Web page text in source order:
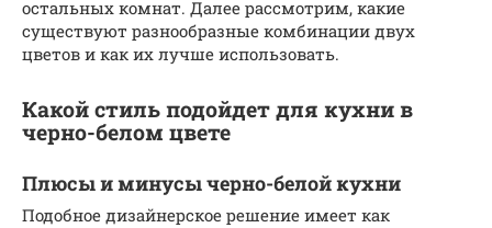
остальных комнат. Далее рассмотрим, какие
существуют разнообразные комбинации двух
цветов и как их лучше использовать.
Какой стиль подойдет для кухни в
черно-белом цвете
Плюсы и минусы черно-белой кухни
Подобное дизайнерское решение имеет как